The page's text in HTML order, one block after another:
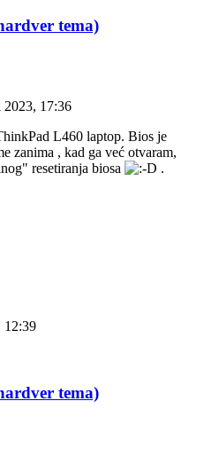
tema)
2023, 17:36
L460 laptop. Bios je
zanima , kad ga već otvaram,
resetiranja biosa
.
12:39
tema)